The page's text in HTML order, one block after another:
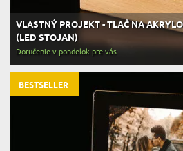
VLASTNÝ PROJEKT - TLAČ NA
(LED STOJAN)
Doručenie v pondelok pre vás
BESTSELLER